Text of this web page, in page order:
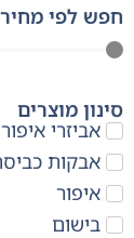
חפש לפי מחיר
סינון מוצרים
אביזרי איפור
אבקות
איפור
בישום